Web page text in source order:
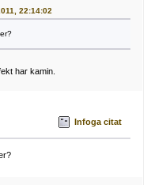
22:14:02
har kamin.
Infoga citat